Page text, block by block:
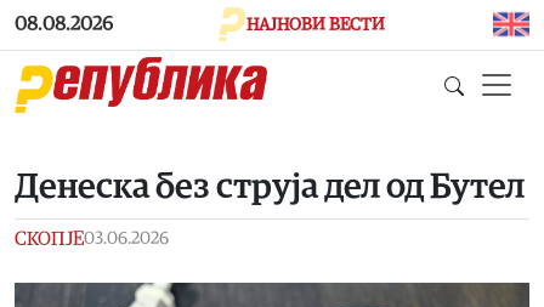
Skip to main content
08.08.2026 НАЈНОВИ ВЕСТИ
Денеска без струја дел од Бутел
СКОПЈЕ03.06.2026